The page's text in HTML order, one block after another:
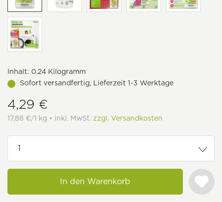
Inhalt: 0.24 Kilogramm
Sofort versandfertig, Lieferzeit 1-3 Werktage
4,29 €
17,88 €/1 kg • inkl. MwSt. zzgl. Versandkosten
In den Warenkorb